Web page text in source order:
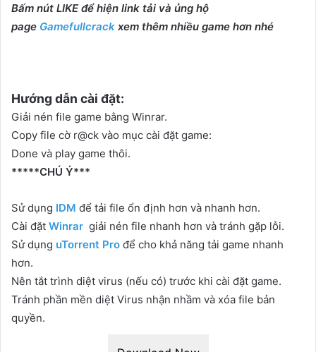
Bấm nút LIKE để hiện link tải và ủng hộ
page Gamefullcrack xem thêm nhiều game hơn nhé
Hướng dẫn cài đặt:
Giải nén file game bằng Winrar.
Copy file cờ r@ck vào mục cài đặt game:
Done và play game thôi.
*****CHÚ Ý***
Sử dụng IDM để tải file ổn định hơn và nhanh hơn.
Cài đặt Winrar giải nén file nhanh hơn và tránh gặp lỗi.
Sử dụng uTorrent Pro để cho khả năng tải game nhanh
hơn.
Nên tắt trình diệt virus (nếu có) trước khi cài đặt game.
Tránh phần mền diệt Virus nhận nhầm và xóa file bản
quyền.